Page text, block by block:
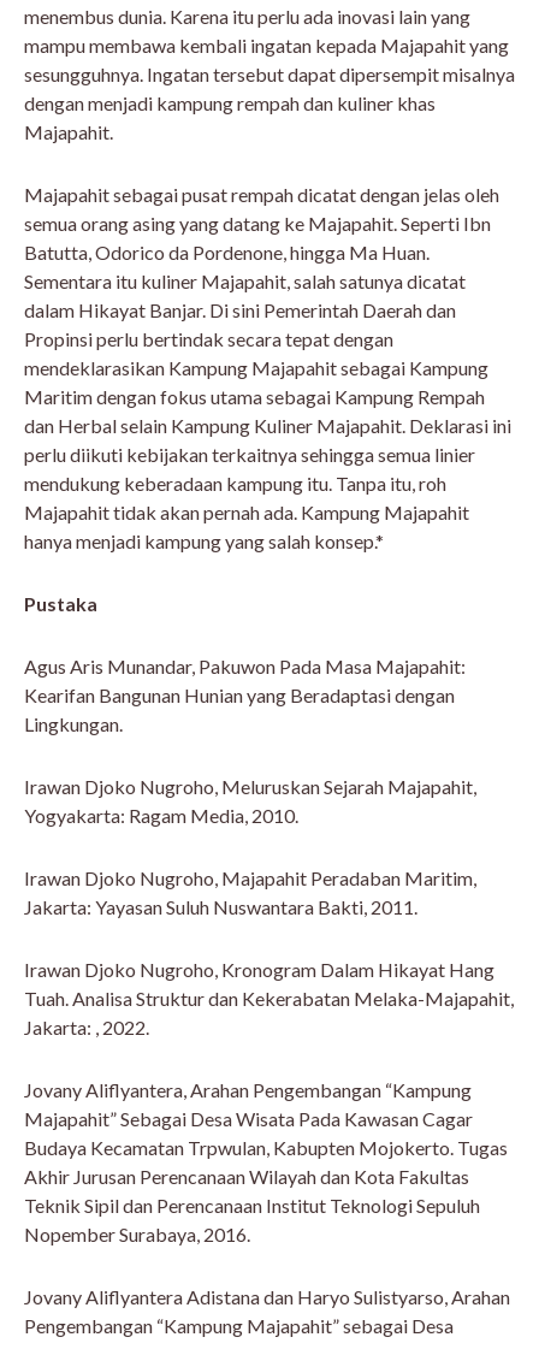
menembus dunia. Karena itu perlu ada inovasi lain yang
mampu membawa kembali ingatan kepada Majapahit yang
sesungguhnya. Ingatan tersebut dapat dipersempit misalnya
dengan menjadi kampung rempah dan kuliner khas
Majapahit.
Majapahit sebagai pusat rempah dicatat dengan jelas oleh
semua orang asing yang datang ke Majapahit. Seperti Ibn
Batutta, Odorico da Pordenone, hingga Ma Huan.
Sementara itu kuliner Majapahit, salah satunya dicatat
dalam Hikayat Banjar. Di sini Pemerintah Daerah dan
Propinsi perlu bertindak secara tepat dengan
mendeklarasikan Kampung Majapahit sebagai Kampung
Maritim dengan fokus utama sebagai Kampung Rempah
dan Herbal selain Kampung Kuliner Majapahit. Deklarasi ini
perlu diikuti kebijakan terkaitnya sehingga semua linier
mendukung keberadaan kampung itu. Tanpa itu, roh
Majapahit tidak akan pernah ada. Kampung Majapahit
hanya menjadi kampung yang salah konsep.*
Pustaka
Agus Aris Munandar, Pakuwon Pada Masa Majapahit:
Kearifan Bangunan Hunian yang Beradaptasi dengan
Lingkungan.
Irawan Djoko Nugroho, Meluruskan Sejarah Majapahit,
Yogyakarta: Ragam Media, 2010.
Irawan Djoko Nugroho, Majapahit Peradaban Maritim,
Jakarta: Yayasan Suluh Nuswantara Bakti, 2011.
Irawan Djoko Nugroho, Kronogram Dalam Hikayat Hang
Tuah. Analisa Struktur dan Kekerabatan Melaka-Majapahit,
Jakarta: , 2022.
Jovany Aliflyantera, Arahan Pengembangan “Kampung
Majapahit” Sebagai Desa Wisata Pada Kawasan Cagar
Budaya Kecamatan Trpwulan, Kabupten Mojokerto. Tugas
Akhir Jurusan Perencanaan Wilayah dan Kota Fakultas
Teknik Sipil dan Perencanaan Institut Teknologi Sepuluh
Nopember Surabaya, 2016.
Jovany Aliflyantera Adistana dan Haryo Sulistyarso, Arahan
Pengembangan “Kampung Majapahit” sebagai Desa